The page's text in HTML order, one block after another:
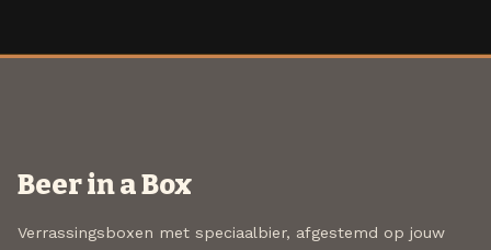
Beer in a Box
Verrassingsboxen met speciaalbier, afgestemd op jouw